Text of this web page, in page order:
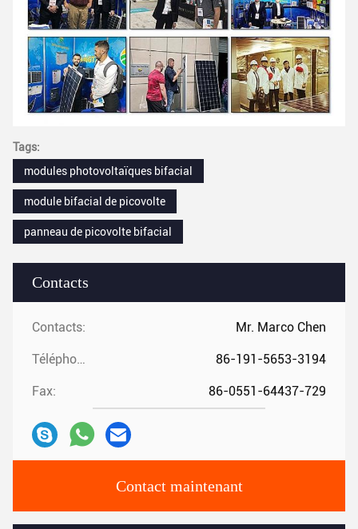
Contacts
Contacts: Mr. Marco Chen
Téléphone: 86-191-5653-3194
Fax: 86-0551-64437-729
Contact maintenant
Tags:
modules photovoltaïques bifacial
module bifacial de picovolte
panneau de picovolte bifacial